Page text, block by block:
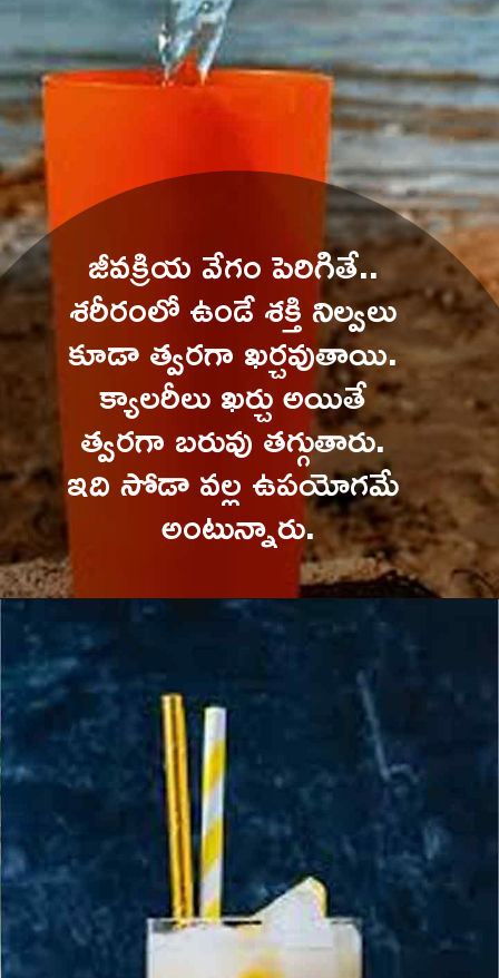
జీవక్రియ వేగం పెరిగితే..
శరీరంలో ఉండే శక్తి నిల్వలు
కూడా త్వరగా ఖర్చవుతాయి.
క్యాలరీలు ఖర్చు అయితే
త్వరగా బరువు తగ్గుతారు.
ఇది సోడా వల్ల ఉపయోగమే
అంటున్నారు.